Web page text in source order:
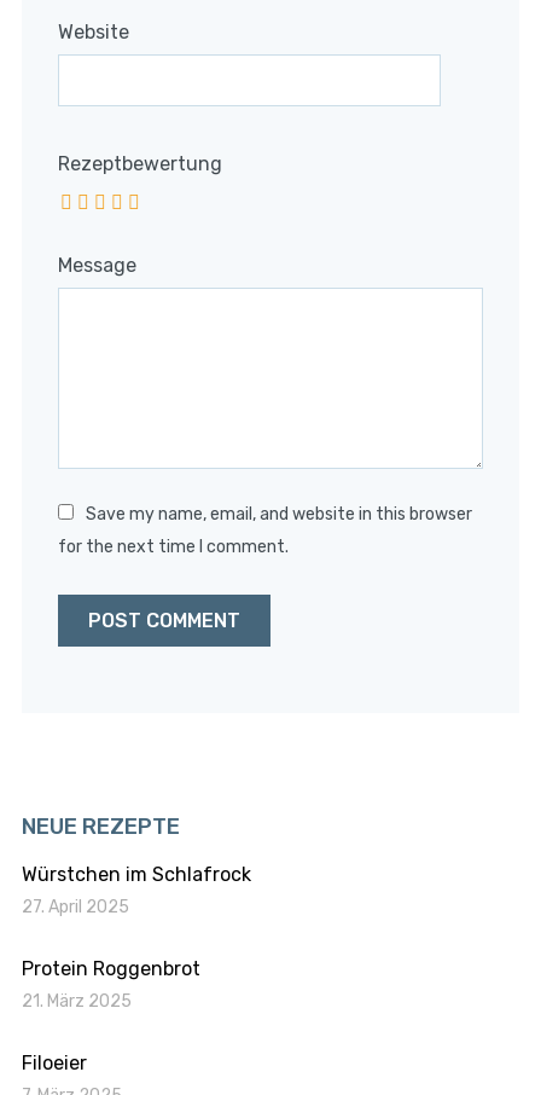
Website
Rezeptbewertung
Message
Save my name, email, and website in this browser
for the next time I comment.
NEUE REZEPTE
Würstchen im Schlafrock
27. April 2025
Protein Roggenbrot
21. März 2025
Filoeier